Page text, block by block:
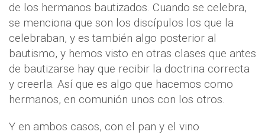
de los hermanos bautizados. Cuando se celebra,
se menciona que son los discípulos los que la
celebraban, y es también algo posterior al
bautismo, y hemos visto en otras clases que antes
de bautizarse hay que recibir la doctrina correcta
y creerla. Así que es algo que hacemos como
hermanos, en comunión unos con los otros.
Y en ambos casos, con el pan y el vino